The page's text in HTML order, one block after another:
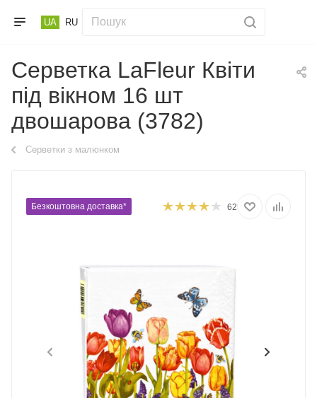
UA RU
Серветка LaFleur Квіти
під вікном 16 шт
двошарова (3782)
Серветки з малюнком
Безкоштовна доставка* 62